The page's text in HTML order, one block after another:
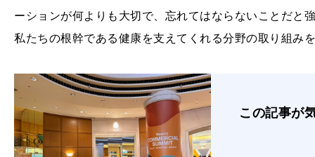
ーションが何よりも大切で、忘れてはならないことだと
私たちの根幹である健康を支えてくれる分野の取り組み
この記事が